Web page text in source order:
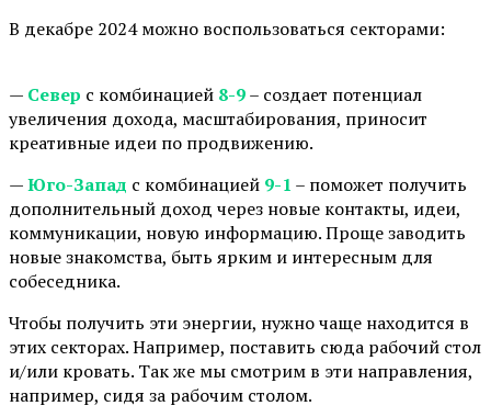
В декабре 2024 можно воспользоваться секторами:
— Север с комбинацией 8-9– создает потенциал
увеличения дохода, масштабирования, приносит
креативные идеи по продвижению.
—Юго-Запад с комбинацией 9-1 – поможет получить
дополнительный доход через новые контакты, идеи,
коммуникации, новую информацию. Проще заводить
новые знакомства, быть ярким и интересным для
собеседника.
Чтобы получить эти энергии, нужно чаще находится в
этих секторах. Например, поставить сюда рабочий стол
и/или кровать. Так же мы смотрим в эти направления,
например, сидя за рабочим столом.